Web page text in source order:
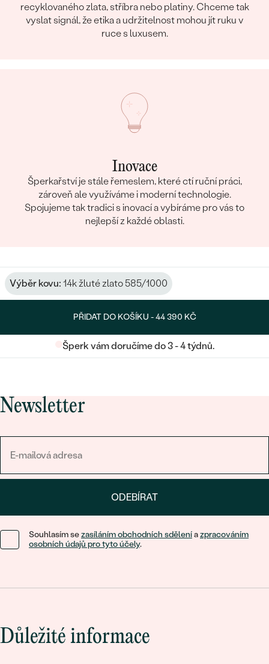
recyklovaného zlata, stříbra nebo platiny. Chceme tak
vyslat signál, že etika a udržitelnost mohou jít ruku v
ruce s luxusem.
Inovace
Šperkařství je stále řemeslem, které ctí ruční práci,
zároveň ale využíváme i moderní technologie.
Spojujeme tak tradici s inovací a vybíráme pro vás to
nejlepší z každé oblasti.
Výběr kovu: 14k žluté zlato 585/1000
PŘIDAT DO KOŠÍKU -44 390 KČ
Šperk vám doručíme do 3 - 4 týdnů.
Newsletter
ODEBÍRAT
Souhlasím sezasíláním obchodních sděleníazpracováním
osobních údajů pro tyto účely.
Důležité informace